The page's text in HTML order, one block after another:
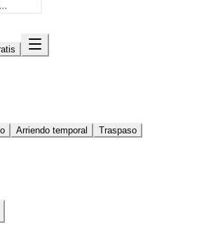
Arriendo temporal Traspaso